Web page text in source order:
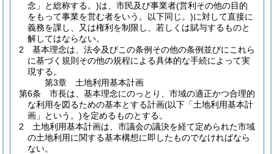
念」と総称する。)は、市民及び事業者(営利その他の目的
をもって事業を営む者をいう。以下同じ。)に対して直接に
義務を課し、又は権利を制限し、若しくは賦与するものと
解してはならない。
2
基本理念は、法令及びこの条例その他の条例並びにこれら
に基づく規則その他の規程による具体的な手続によって実
現する。
第3章
土地利用基本計画
第6条
市長は、基本理念にのっとり、市域の適正かつ合理的
な利用を図るための基本とする計画(以下「土地利用基本計
画」という。)を定めるものとする。
2
土地利用基本計画は、市議会の議決を経て定められた市域
の土地利用に関する基本構想に即したものでなければなら
ない。